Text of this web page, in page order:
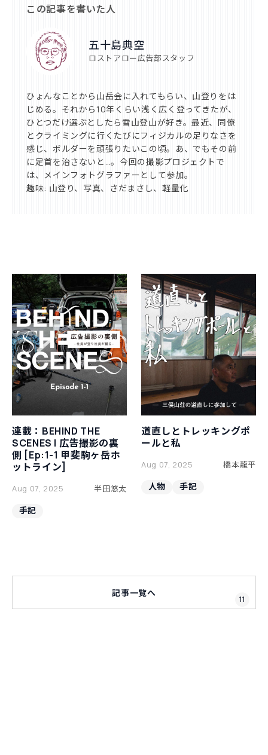
この記事を書いた人
五十島典空
ロストアロー広告部スタッフ
ひょんなことから山岳会に入れてもらい、山登りをは
じめる。それから10年くらい浅く広く登ってきたが、
ひとつだけ選ぶとしたら雪山登山が好き。最近、同僚
とクライミングに行くたびにフィジカルの足りなさを
感じ、ボルダーを頑張りたいこの頃。あ、でもその前
に足首を治さないと…。今回の撮影プロジェクトで
は、メインフォトグラファーとして参加。
趣味: 山登り、写真、さだまさし、軽量化
連載：BEHIND THE
SCENES | 広告撮影の裏
側 [Ep:1-1 甲斐駒ヶ岳ホ
ットライン]
Aug 07, 2025 半田悠太
手記
道直しとトレッキングポ
ールと私
Aug 07, 2025 橋本龍平
人物 手記
記事一覧へ